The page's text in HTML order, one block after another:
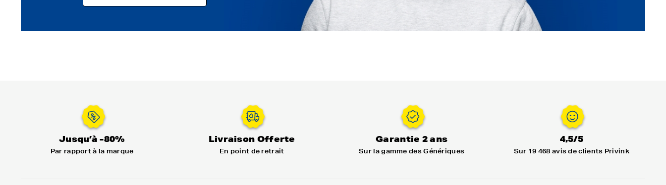
Jusqu’à -80%
Par rapport à la marque
Livraison Offerte
En point de retrait
Garantie 2 ans
Sur la gamme des Génériques
4,5/5
Sur 19 468 avis de clients Privink